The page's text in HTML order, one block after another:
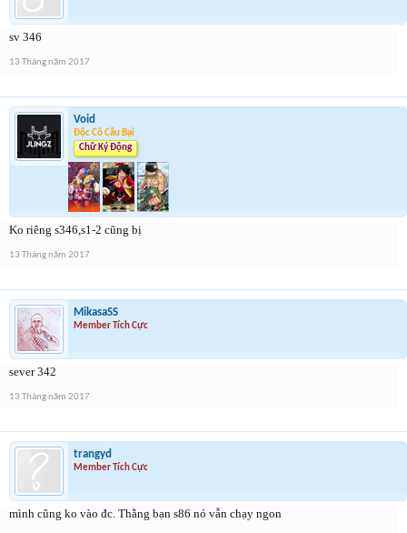
sv 346
13 Tháng năm 2017
Void
Độc Cô Cầu Bại
Chữ Ký Động
Ko riêng s346,s1-2 cũng bị
13 Tháng năm 2017
MikasaSS
Member Tích Cực
sever 342
13 Tháng năm 2017
trangyd
Member Tích Cực
mình cũng ko vào đc. Thằng bạn s86 nó vẫn chạy ngon